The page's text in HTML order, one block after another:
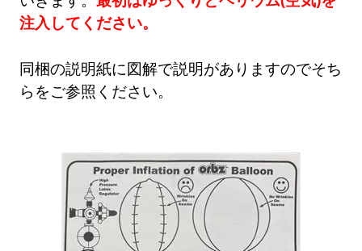
注入してください。
同梱の説明紙に図解で説明がありますのでそち
らをご参照ください。